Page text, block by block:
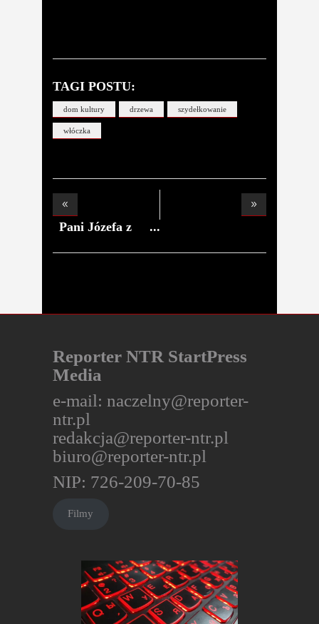
TAGI POSTU:
dom kultury drzewa szydełkowanie
włóczka
Pani Józefa z
Reporter NTR StartPress
Media
e-mail: naczelny@reporter-
ntr.pl
redakcja@reporter-ntr.pl
biuro@reporter-ntr.pl
NIP: 726-209-70-85
Filmy